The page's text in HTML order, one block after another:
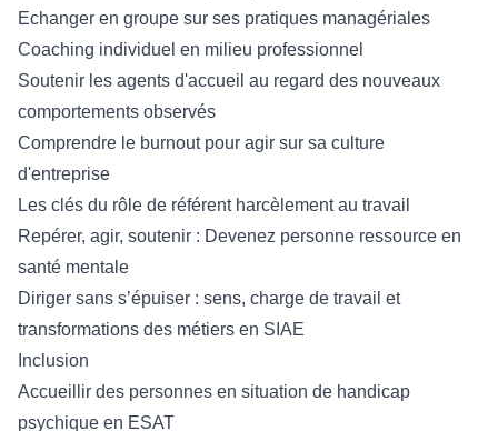
Echanger en groupe sur ses pratiques managériales
Coaching individuel en milieu professionnel
Soutenir les agents d'accueil au regard des nouveaux
comportements observés
Comprendre le burnout pour agir sur sa culture
d'entreprise
Les clés du rôle de référent harcèlement au travail
Repérer, agir, soutenir : Devenez personne ressource en
santé mentale
Diriger sans s’épuiser : sens, charge de travail et
transformations des métiers en SIAE
Inclusion
Accueillir des personnes en situation de handicap
psychique en ESAT